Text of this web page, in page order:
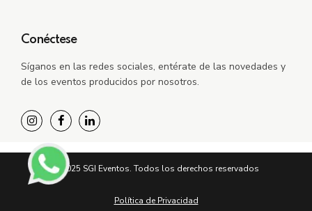
Conéctese
Síganos en las redes sociales, entérate de las novedades y
de los eventos producidos por nosotros.
©2025 SGI Eventos. Todos los derechos reservados
Política de Privacidad